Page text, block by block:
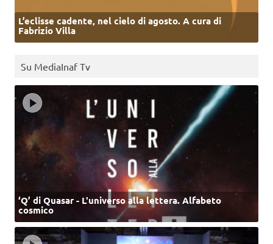
L’eclisse cadente, nel cielo di agosto. A cura di
Fabrizio Villa
Su MediaInaf Tv
‘Q’ di Quasar - L'universo alla lettera. Alfabeto
cosmico